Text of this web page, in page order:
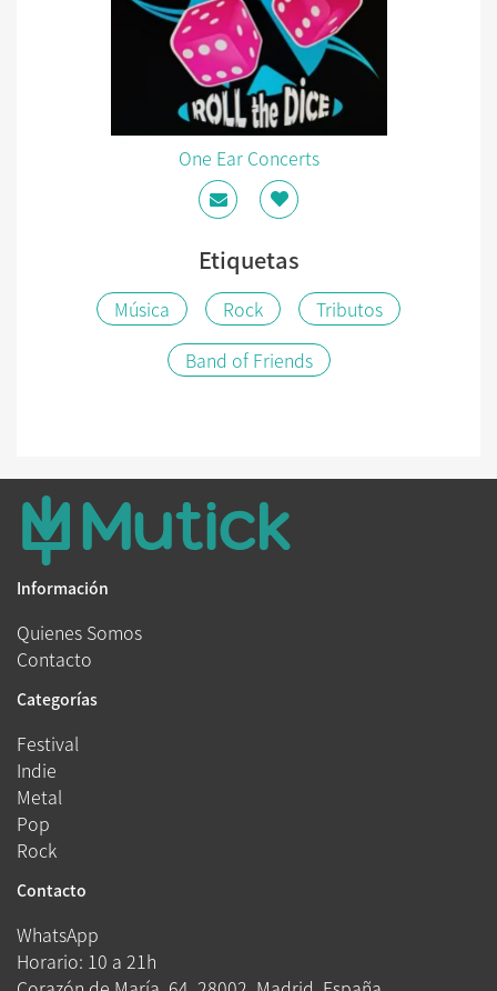
One Ear Concerts
Etiquetas
Música Rock
Tributos
Band of Friends
Información
Quienes Somos
Contacto
Categorías
Festival
Indie
Metal
Pop
Rock
Contacto
WhatsApp
Horario: 10 a 21h